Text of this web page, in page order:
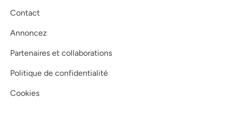
Contact
Annoncez
Partenaires et collaborations
Politique de confidentialité
Cookies